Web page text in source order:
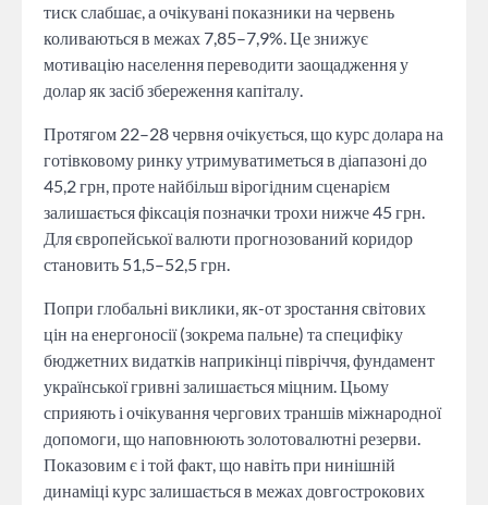
тиск слабшає, а очікувані показники на червень
коливаються в межах 7,85–7,9%. Це знижує
мотивацію населення переводити заощадження у
долар як засіб збереження капіталу.
Протягом 22–28 червня очікується, що курс долара на
готівковому ринку утримуватиметься в діапазоні до
45,2 грн, проте найбільш вірогідним сценарієм
залишається фіксація позначки трохи нижче 45 грн.
Для європейської валюти прогнозований коридор
становить 51,5–52,5 грн.
Попри глобальні виклики, як-от зростання світових
цін на енергоносії (зокрема пальне) та специфіку
бюджетних видатків наприкінці півріччя, фундамент
української гривні залишається міцним. Цьому
сприяють і очікування чергових траншів міжнародної
допомоги, що наповнюють золотовалютні резерви.
Показовим є і той факт, що навіть при нинішній
динаміці курс залишається в межах довгострокових